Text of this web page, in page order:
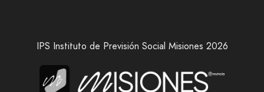
IPS Instituto de Previsión Social Misiones 2026